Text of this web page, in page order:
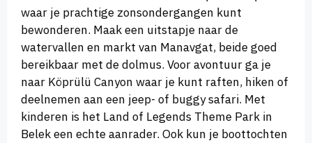
waar je prachtige zonsondergangen kunt
bewonderen. Maak een uitstapje naar de
watervallen en markt van Manavgat, beide goed
bereikbaar met de dolmus. Voor avontuur ga je
naar Köprülü Canyon waar je kunt raften, hiken of
deelnemen aan een jeep- of buggy safari. Met
kinderen is het Land of Legends Theme Park in
Belek een echte aanrader. Ook kun je boottochten